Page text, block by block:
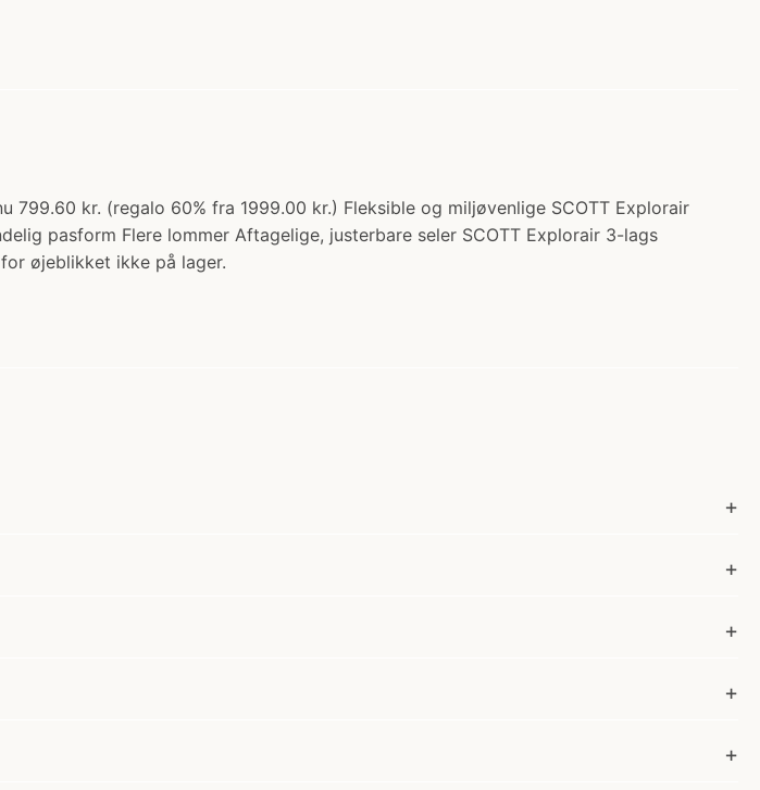
kr. (regalo 60% fra 1999.00 kr.) Fleksible og miljøvenlige SCOTT Explorair
pasform Flere lommer Aftagelige, justerbare seler SCOTT Explorair 3-lags
øjeblikket ikke på lager.